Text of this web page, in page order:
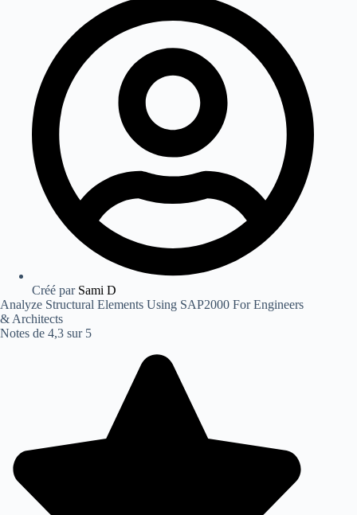
Créé par Sami D
Analyze Structural Elements Using SAP2000 For Engineers
& Architects
Notes de 4,3 sur 5